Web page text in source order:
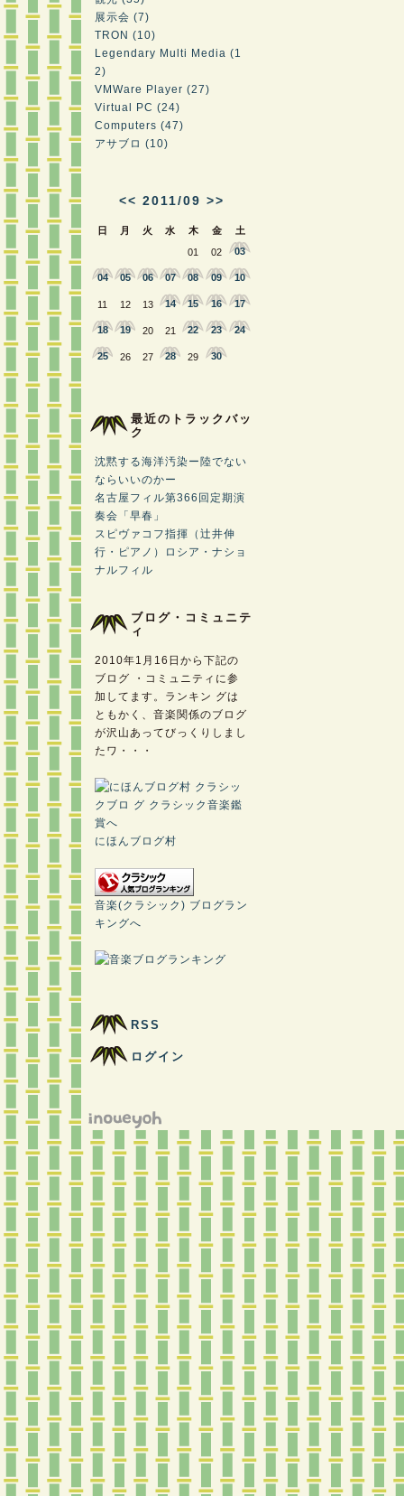
展示会 (7)
TRON (10)
Legendary Multi Media (1
2)
VMWare Player (27)
Virtual PC (24)
Computers (47)
アサブロ (10)
<< 2011/09 >>
日 月 火 水 木 金
土
01
02 03
04 05 06 07 08 09 10
11 12 13 14 15 16 17
18 19 20 21 22 23 24
25 26 27 28 29 30
最近のトラックバッ
ク
沈黙する海洋汚染ー陸でない
ならいいのかー
名古屋フィル第366回定期演
奏会「早春」
スピヴァコフ指揮（辻井伸
行・ピアノ）ロシア・ナショ
ナルフィル
ブログ・コミュニテ
ィ
2010年1月16日から下記の
ブログ ・コミュニティに参
加してます。ランキン グは
ともかく、音楽関係のブログ
が沢山あってびっくりしまし
たワ・・・
にほんブログ村
音楽(クラシック) ブログラン
キングへ
RSS
ログイン